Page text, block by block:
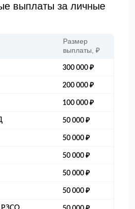
выплаты за личные
Размер
выплаты, ₽
300 000 ₽
200 000 ₽
100 000 ₽
50 000 ₽
50 000 ₽
50 000 ₽
50 000 ₽
50 000 ₽